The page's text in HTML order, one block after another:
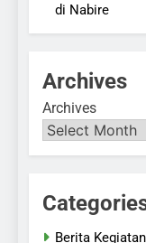
di Nabire
Archives
Archives
Berita Kegiatan